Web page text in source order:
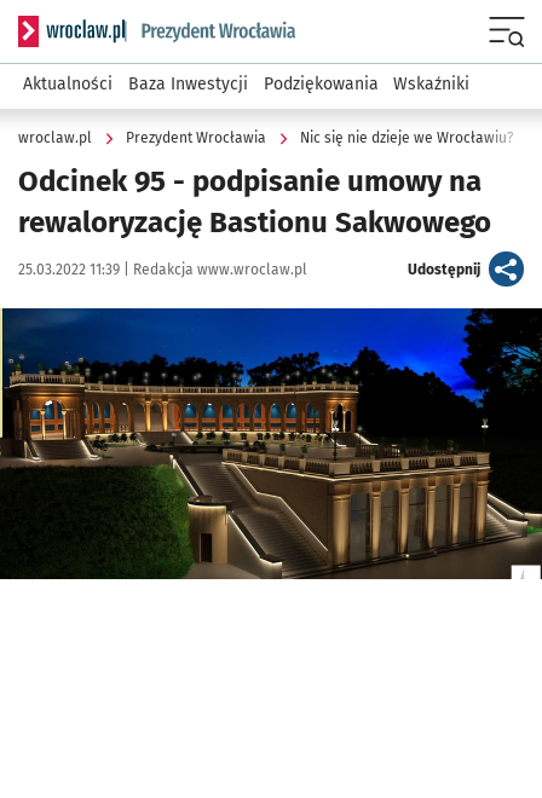
Serwis informacyjny wroclaw.pl podserwis: Prezydent
Aktualności Baza Inwestycji Podziękowania Wskaźniki
wroclaw.pl Prezydent Wrocławia Nic się nie dzieje we Wrocławiu?
Odcinek 95 - podpisanie umowy na
rewaloryzację Bastionu Sakwowego
Data publikacji:
25.03.2022 11:39 | Autor:
Redakcja www.wroclaw.pl Udostępnijartykuł
Kliknij, aby powiększyć